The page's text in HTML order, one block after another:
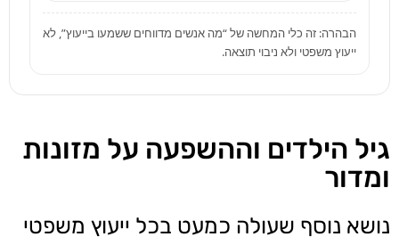
הבהרה: זה כלי המחשה של “מה אנשים מדווחים ששמעו בייעוץ”, לא
ייעוץ משפטי ולא ניבוי תוצאה.
גיל הילדים וההשפעה על מזונות
ומדור
נושא נוסף שעולה כמעט בכל ייעוץ משפטי